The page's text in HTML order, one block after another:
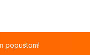
popustom!